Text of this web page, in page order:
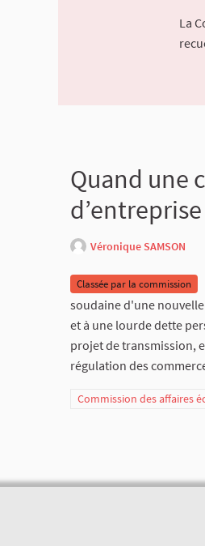
La
Quand une
d’entreprise
Véronique SAMSON
Classée par la commission
soudaine d'une
et à une lourde dette
projet de transmission,
régulation des
Commission des affaires